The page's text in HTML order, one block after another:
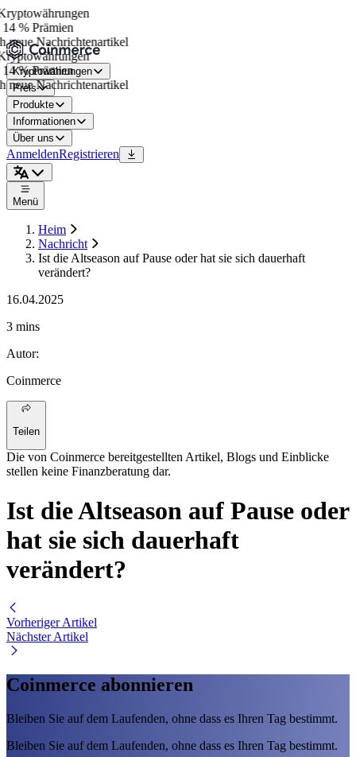
% Prämien
Nachrichtenartikel
% Prämien
Nachrichtenartikel
Kryptowährungen
Preis
Produkte
Informationen
Über uns
AnmeldenRegistrieren
Menü
Heim
Nachricht
Ist die Altseason auf Pause oder hat sie sich dauerhaft
verändert?
16.04.2025
3 mins
Autor:
Coinmerce
Teilen
Die von Coinmerce bereitgestellten Artikel, Blogs und Einblicke
stellen keine Finanzberatung dar.
Ist die Altseason auf Pause oder
hat sie sich dauerhaft
verändert?
Vorheriger Artikel
Nächster Artikel
Coinmerce abonnieren
Bleiben Sie auf dem Laufenden, ohne dass es Ihren Tag bestimmt.
Bleiben Sie auf dem Laufenden, ohne dass es Ihren Tag bestimmt.